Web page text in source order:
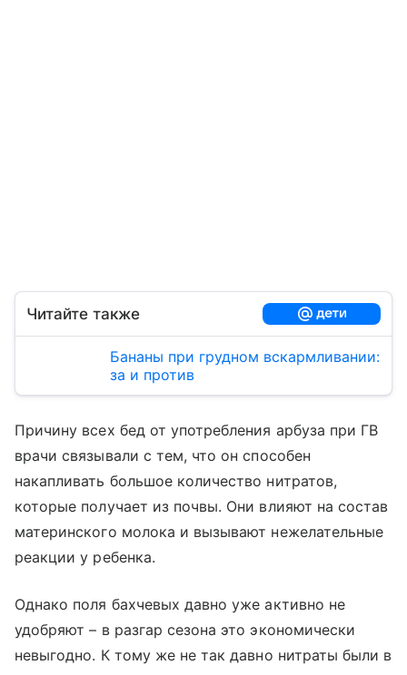
Читайте также
Бананы при грудном вскармливании:
за и против
Причину всех бед от употребления арбуза при ГВ
врачи связывали с тем, что он способен
накапливать большое количество нитратов,
которые получает из почвы. Они влияют на состав
материнского молока и вызывают нежелательные
реакции у ребенка.
Однако поля бахчевых давно уже активно не
удобряют – в разгар сезона это экономически
невыгодно. К тому же не так давно нитраты были в